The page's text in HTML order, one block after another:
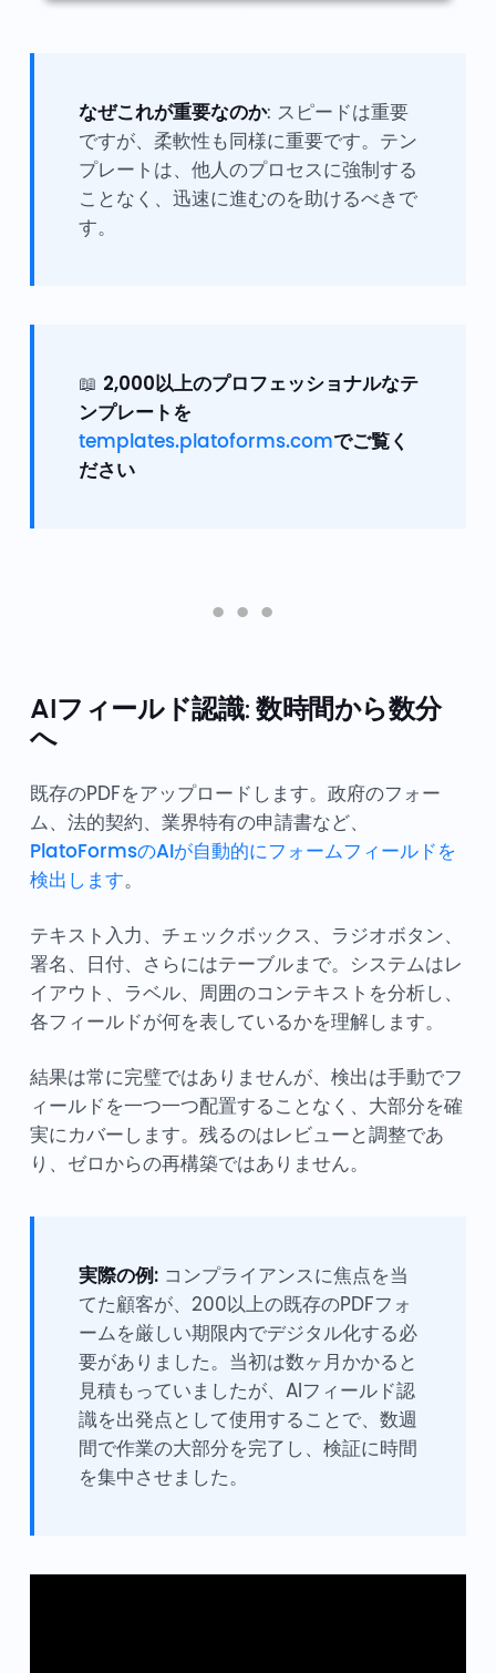
なぜこれが重要なのか: スピードは重要
ですが、柔軟性も同様に重要です。テン
プレートは、他人のプロセスに強制する
ことなく、迅速に進むのを助けるべきで
す。
📖 2,000以上のプロフェッショナルなテ
ンプレートを
templates.platoforms.comでご覧く
ださい
AIフィールド認識: 数時間から数分
へ
既存のPDFをアップロードします。政府のフォー
ム、法的契約、業界特有の申請書など、
PlatoFormsのAIが自動的にフォームフィールドを
検出します。
テキスト入力、チェックボックス、ラジオボタン、
署名、日付、さらにはテーブルまで。システムはレ
イアウト、ラベル、周囲のコンテキストを分析し、
各フィールドが何を表しているかを理解します。
結果は常に完璧ではありませんが、検出は手動でフ
ィールドを一つ一つ配置することなく、大部分を確
実にカバーします。残るのはレビューと調整であ
り、ゼロからの再構築ではありません。
実際の例:コンプライアンスに焦点を当
てた顧客が、200以上の既存のPDFフォ
ームを厳しい期限内でデジタル化する必
要がありました。当初は数ヶ月かかると
見積もっていましたが、AIフィールド認
識を出発点として使用することで、数週
間で作業の大部分を完了し、検証に時間
を集中させました。